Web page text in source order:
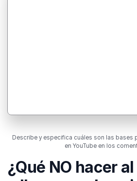
Describe y especifica cuáles son las bases
en YouTube en los
¿Qué NO hacer